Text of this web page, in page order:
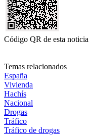
Código QR de esta noticia
Temas relacionados
España
Vivienda
Hachís
Nacional
Drogas
Tráfico
Tráfico de drogas